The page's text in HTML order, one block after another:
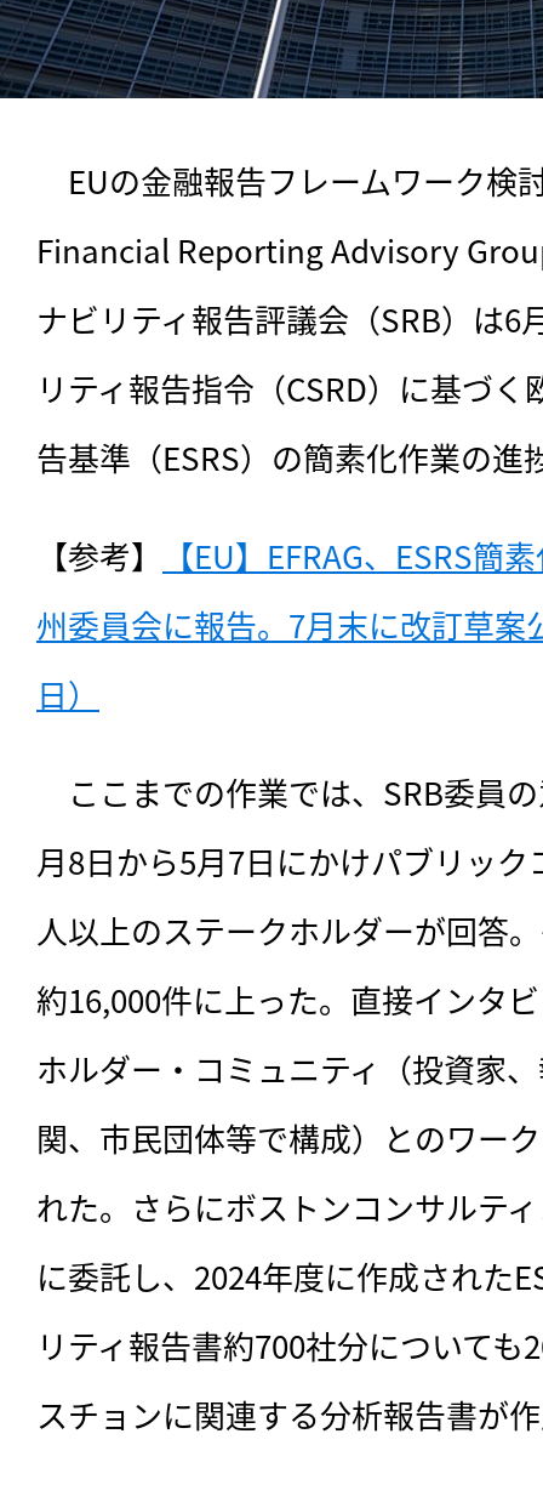
EUの金融報告フレームワーク検
Financial Reporting Advisory
ナビリティ報告評議会（SRB）は6
リティ報告指令（CSRD）に基づ
告基準（ESRS）の簡素化作業の進
【参考】
【EU】EFRAG、ESRS簡
州委員会に報告。7月末に改訂草案
日）
ここまでの作業では、SRB委員
月8日から5月7日にかけパブリッ
人以上のステークホルダーが回答
約16,000件に上った。直接インタ
ホルダー・コミュニティ（投資家
関、市民団体等で構成）とのワー
れた。さらにボストンコンサルテ
に委託し、2024年度に作成された
リティ報告書約700社分について
スチョンに関連する分析報告書が